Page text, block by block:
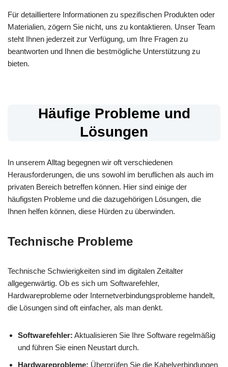
Für detailliertere Informationen zu spezifischen Produkten oder
Materialien, zögern Sie nicht, uns zu kontaktieren. Unser Team
steht Ihnen jederzeit zur Verfügung, um Ihre Fragen zu
beantworten und Ihnen die bestmögliche Unterstützung zu
bieten.
Häufige Probleme und
Lösungen
In unserem Alltag begegnen wir oft verschiedenen
Herausforderungen, die uns sowohl im beruflichen als auch im
privaten Bereich betreffen können. Hier sind einige der
häufigsten Probleme und die dazugehörigen Lösungen, die
Ihnen helfen können, diese Hürden zu überwinden.
Technische Probleme
Technische Schwierigkeiten sind im digitalen Zeitalter
allgegenwärtig. Ob es sich um Softwarefehler,
Hardwareprobleme oder Internetverbindungsprobleme handelt,
die Lösungen sind oft einfacher, als man denkt.
Softwarefehler: Aktualisieren Sie Ihre Software regelmäßig
und führen Sie einen Neustart durch.
Hardwareprobleme: Überprüfen Sie die Kabelverbindungen